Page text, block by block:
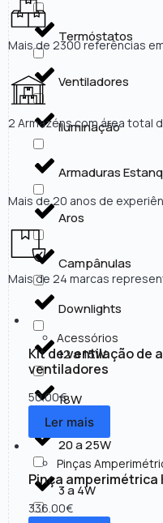
Termóstatos
Ventiladores
Iluminação
Armaduras
Aros
Campânulas
Downlights
12 a 15W
18W
20 a 25W
3 a 4W
Mais de 2300 referências
2 Armazéns com área total
Mais de 20 anos de
Mais de 24 marcas
Acessórios
Kit de ventilação de
ventiladores
50.00€
Ler mais
Pinças
Pinça amperimétrica
336.00€